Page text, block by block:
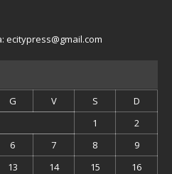
ecitypress@gmail.com
G V S
D
1
2
6 7 8
9
13 14 15
16